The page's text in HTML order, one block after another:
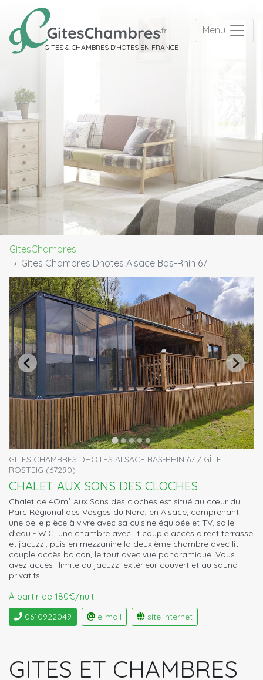
GITES & CHAMBRES D'HOTES EN FRANCE
Menu
GitesChambres
Gites Chambres Dhotes Alsace Bas-Rhin 67
GITES CHAMBRES DHOTES ALSACE BAS-RHIN 67 / GÎTE
ROSTEIG (67290)
CHALET AUX SONS DES CLOCHES
Chalet de 4Om² Aux Sons des cloches est situé au cœur du
Parc Régional des Vosges du Nord, en Alsace, comprenant
une belle pièce à vivre avec sa cuisine équipée et TV, salle
d'eau - W.C, une chambre avec lit couple accès direct terrasse
et jacuzzi, puis en mezzanine la deuxième chambre avec lit
couple accès balcon, le tout avec vue panoramique. Vous
avez accès illimité au jacuzzi extérieur couvert et au sauna
privatifs.
À partir de 180€/nuit
0610922049 e-mail site internet
GITES ET CHAMBRES